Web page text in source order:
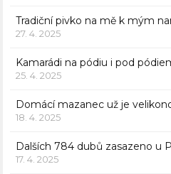
Tradiční pivko na mě k mým
27. 4. 2025
Kamarádi na pódiu i pod
25. 4. 2025
Domácí mazanec už je
18. 4. 2025
Dalších 784 dubů zasazeno u
17. 4. 2025